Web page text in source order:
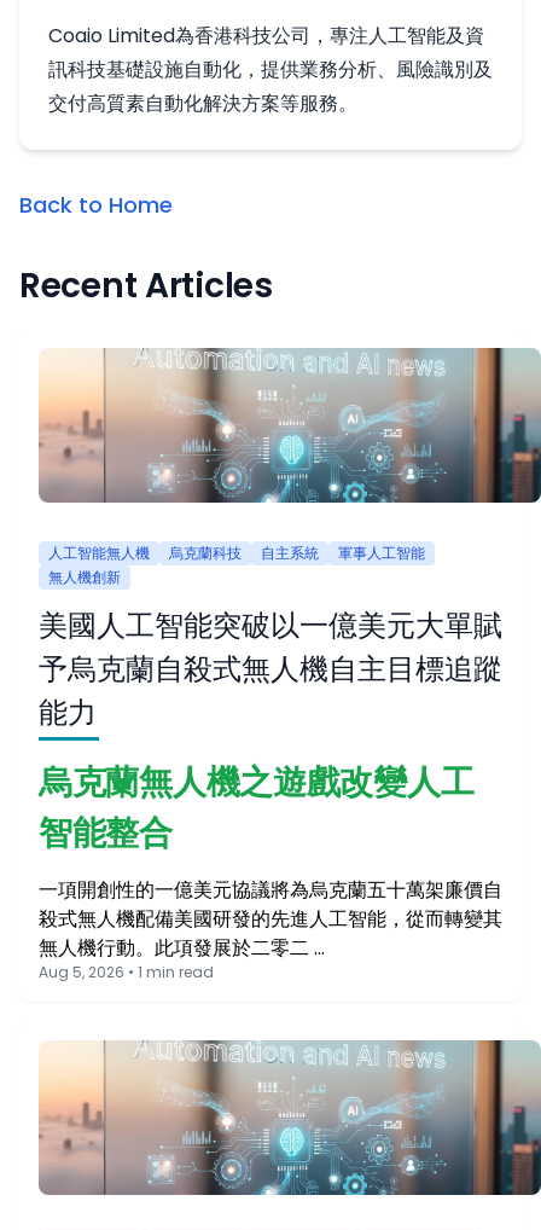
Coaio Limited為香港科技公司，專注人工智能及資
訊科技基礎設施自動化，提供業務分析、風險識別及
交付高質素自動化解決方案等服務。
Back to Home
Recent Articles
人工智能無人機 烏克蘭科技 自主系統
軍事人工智能
無人機創新
美國人工智能突破以一億美元大單賦
予烏克蘭自殺式無人機自主目標追蹤
能力
烏克蘭無人機之遊戲改變人工
智能整合
一項開創性的一億美元協議將為烏克蘭五十萬架廉價自
殺式無人機配備美國研發的先進人工智能，從而轉變其
無人機行動。此項發展於二零二 …
Aug 5, 2026 • 1 min read